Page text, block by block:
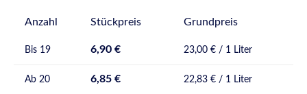
Anzahl Stückpreis Grundpreis
Bis 19 6,90 € 23,00 € / 1 Liter
Ab 20 6,85 € 22,83 € / 1 Liter